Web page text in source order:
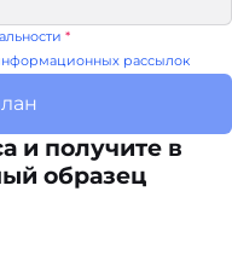
*
рассылок
и получите в
образец